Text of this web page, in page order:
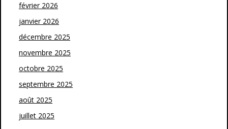
février 2026
janvier 2026
décembre 2025
novembre 2025
octobre 2025
septembre 2025
août 2025
juillet 2025